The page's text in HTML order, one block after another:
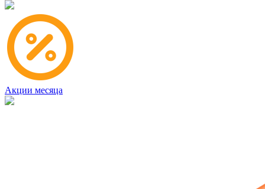
Акции месяца